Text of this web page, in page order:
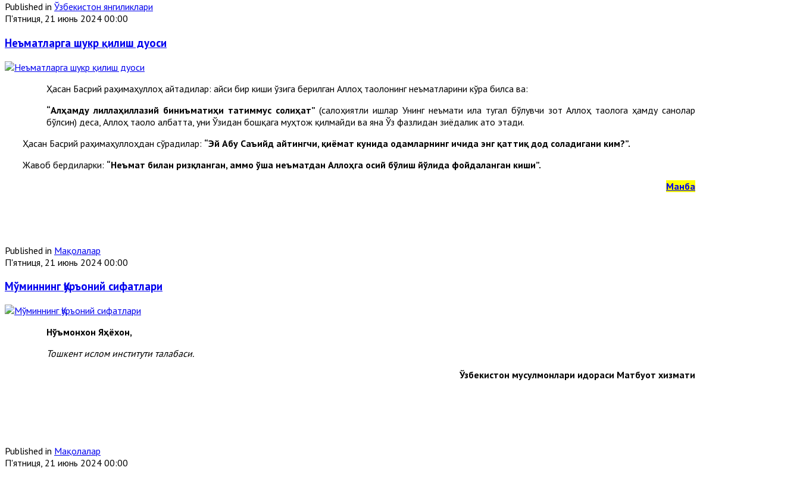
Published in Ўзбекистон янгиликлари
П'ятниця, 21 июнь 2024 00:00
Неъматларга шукр қилиш дуоси
Ҳасан Басрий раҳимаҳуллоҳ айтадилар: Қайси бир киши ўзига берилган Аллоҳ таолонинг неъматларини кўра билса ва:
“Алҳамду лиллаҳиллазий биниъматиҳи татиммус солиҳат” (салоҳиятли ишлар Унинг неъмати ила тугал бўлувчи зот Аллоҳ таолога ҳамду санолар
бўлсин) деса, Аллоҳ таоло албатта, уни Ўзидан бошқага муҳтож қилмайди ва яна Ўз фазлидан зиёдалик ато этади.
Ҳасан Басрий раҳимаҳуллоҳдан сўрадилар: “Эй Абу Саъийд айтингчи, қиёмат кунида одамларнинг ичида энг қаттиқ дод соладигани ким?”.
Жавоб бердиларки: “Неъмат билан ризқланган, аммо ўша неъматдан Аллоҳга осий бўлиш йўлида фойдаланган киши”.
Манба
Published in Мақолалар
П'ятниця, 21 июнь 2024 00:00
Мўминнинг Қуръоний сифатлари
Нўъмонхон Яҳёхон,
Тошкент ислом институти талабаси.
Ўзбекистон мусулмонлари идораси Матбуот хизмати
Published in Мақолалар
П'ятниця, 21 июнь 2024 00:00